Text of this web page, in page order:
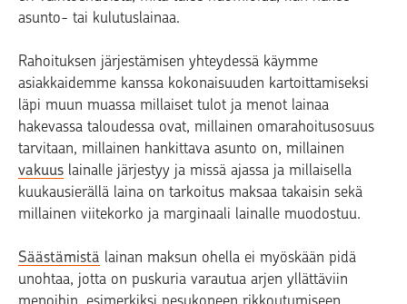
asunto- tai kulutuslainaa.
Rahoituksen järjestämisen yhteydessä käymme
asiakkaidemme kanssa kokonaisuuden kartoittamiseksi
läpi muun muassa millaiset tulot ja menot lainaa
hakevassa taloudessa ovat, millainen omarahoitusosuus
tarvitaan, millainen hankittava asunto on, millainen
vakuus lainalle järjestyy ja missä ajassa ja millaisella
kuukausierällä laina on tarkoitus maksaa takaisin sekä
millainen viitekorko ja marginaali lainalle muodostuu.
Säästämistä lainan maksun ohella ei myöskään pidä
unohtaa, jotta on puskuria varautua arjen yllättäviin